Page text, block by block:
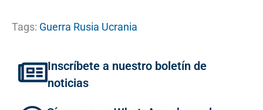
Tags: Guerra Rusia Ucrania
Inscríbete a nuestro boletín de
noticias